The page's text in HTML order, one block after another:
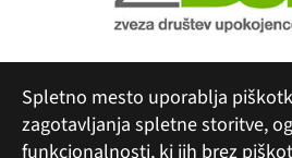
Spletno mesto uporablja
zagotavljanja spletne storitve,
funkcionalnosti, ki jih brez